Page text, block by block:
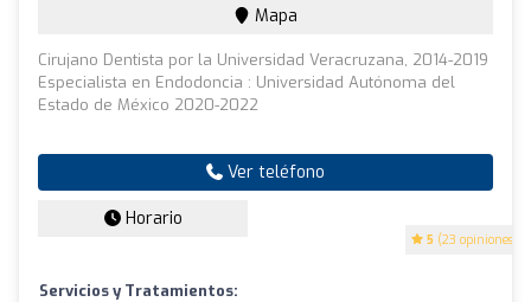
5 (23 opiniones)
Mapa
Cirujano Dentista por la Universidad Veracruzana, 2014-2019
Especialista en Endodoncia : Universidad Autónoma del
Estado de México 2020-2022
Ver teléfono
Horario
Servicios y Tratamientos: